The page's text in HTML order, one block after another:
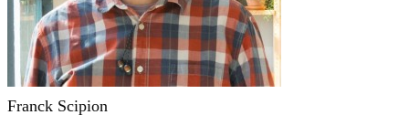
Franck Scipion